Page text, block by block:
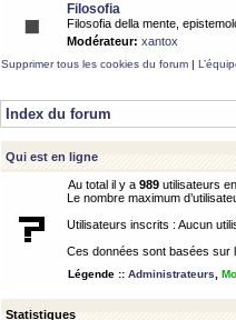
Filosofia
Filosofia della mente,
Modérateur: xantox
Supprimer tous les cookies du forum |
Index du forum
Qui est en ligne
Au total il y a 989 utilisateurs
Le nombre maximum
Utilisateurs inscrits : Aucun
Ces données sont basées sur
Légende :: Administrateurs
Statistiques